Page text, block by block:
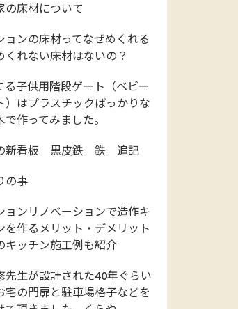
の床材について
ョンの床材ってなぜめくれる
くれない床材はないの？
る子供用階段ゲート（ベビー
）はプラスチックばっかりな
で作ってみました。
新看板 黒皮鉄 鉄 追記
の事
ョンリノベーションで造作キ
を作るメリット・デメリット
キッチン施工例も紹介
先生が設計された40年ぐらい
宅の門扉と駐車場格子などを